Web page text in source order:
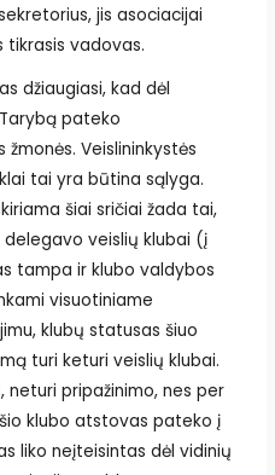
jis asociacijai
vadovas.
džiaugiasi, kad dėl
pateko
Veislininkystės
tai yra būtina sąlyga.
šiai sričiai žada tai,
veislių klubai (į
tampa ir klubo valdybos
visuotiniame
klubų statusas šiuo
turi keturi veislių klubai.
neturi pripažinimo, nes per
klubo atstovas pateko į
liko neįteisintas dėl vidinių